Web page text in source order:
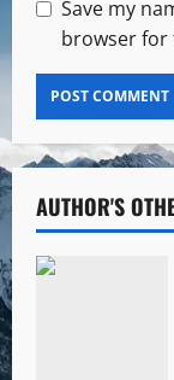
Save my
browser for
AUTHOR'S